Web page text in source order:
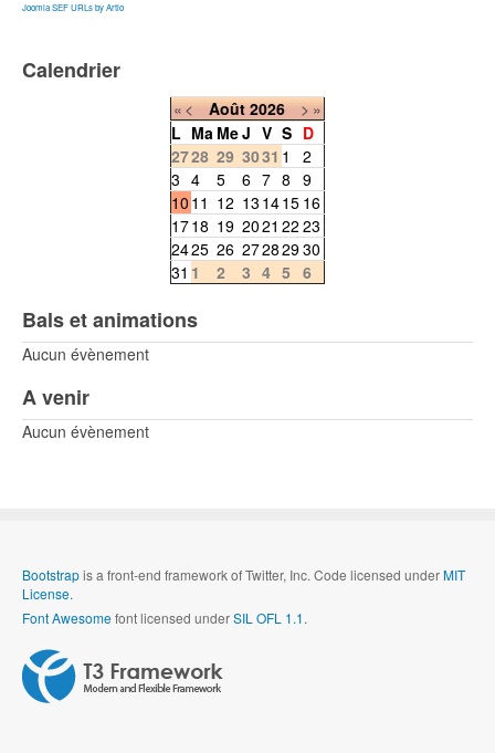
Joomla SEF URLs by Artio
Calendrier
«< Août 2026 >»
L Ma MeJ V S D
2728 29 3031 1
2
3 4 5 6 7 8 9
10 11 12 13 1415 16
1718 19 2021 22 23
2425 26 27282930
31 1 2 3 4 5 6
Bals et animations
Aucun évènement
A venir
Aucun évènement
Bootstrapis a front-end framework of Twitter, Inc. Code licensed underMIT
License.
Font Awesomefont licensed underSIL OFL 1.1.